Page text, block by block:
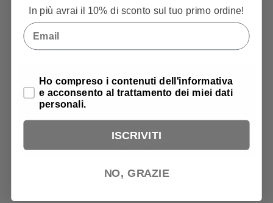
INFORMAZIONI AGGIUNTIVE
RECENSIONI
In più avrai il 10% di sconto sul tuo primo ordine!
Email
Privacy Policy
Ho compreso i contenuti dell'informativa
e acconsento al trattamento dei miei dati
personali.
ISCRIVITI
NO, GRAZIE